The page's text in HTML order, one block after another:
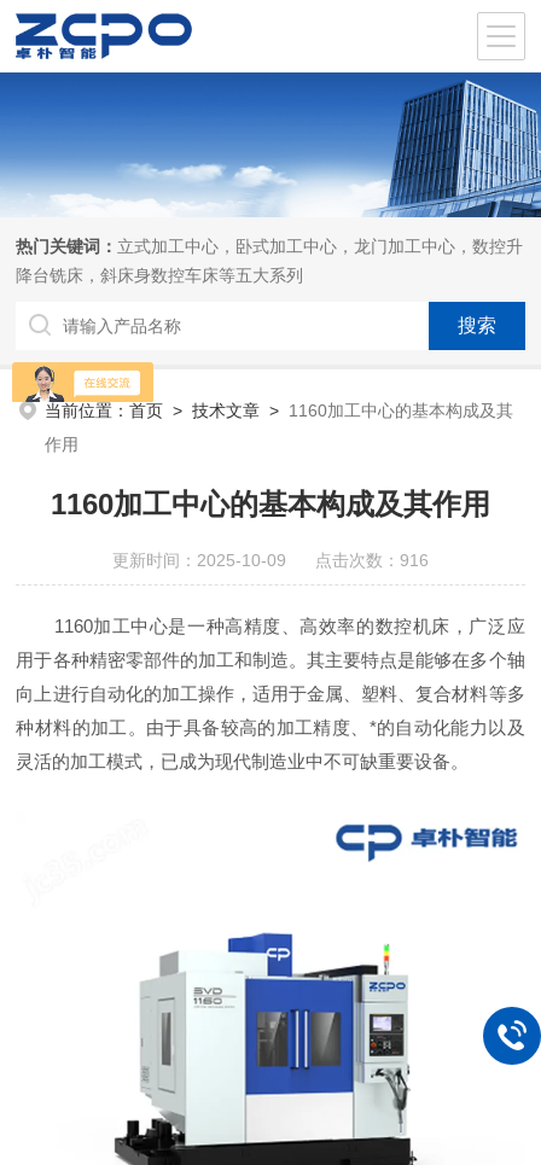
热门关键词： 立式加工中心，卧式加工中心，龙门加工中心，数控升
降台铣床，斜床身数控车床等五大系列
当前位置：首页 >技术文章 > 1160加工中心的基本构成及其
作用
1160加工中心的基本构成及其作用
更新时间：2025-10-09 点击次数：916
1160加工中心是一种高精度、高效率的数控机床，广泛应
用于各种精密零部件的加工和制造。其主要特点是能够在多个轴
向上进行自动化的加工操作，适用于金属、塑料、复合材料等多
种材料的加工。由于具备较高的加工精度、*的自动化能力以及
灵活的加工模式，已成为现代制造业中不可缺重要设备。